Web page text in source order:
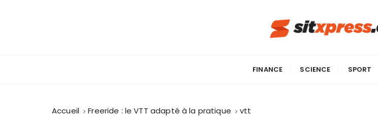
FINANCE SCIENCE SPORT
Accueil Freeride : le VTT adapté à la pratique vtt